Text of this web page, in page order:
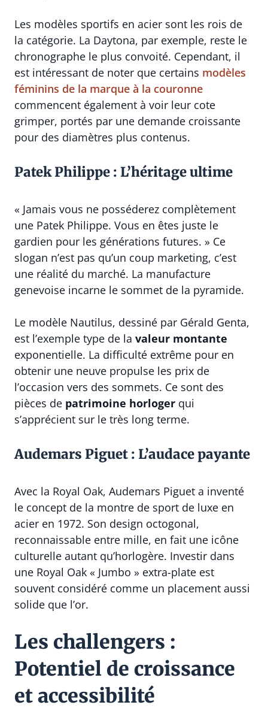
Les modèles sportifs en acier sont les rois de
la catégorie. La Daytona, par exemple, reste le
chronographe le plus convoité. Cependant, il
est intéressant de noter que certains modèles
féminins de la marque à la couronne
commencent également à voir leur cote
grimper, portés par une demande croissante
pour des diamètres plus contenus.
Patek Philippe : L’héritage ultime
« Jamais vous ne posséderez complètement
une Patek Philippe. Vous en êtes juste le
gardien pour les générations futures. » Ce
slogan n’est pas qu’un coup marketing, c’est
une réalité du marché. La manufacture
genevoise incarne le sommet de la pyramide.
Le modèle Nautilus, dessiné par Gérald Genta,
est l’exemple type de la valeur montante
exponentielle. La difficulté extrême pour en
obtenir une neuve propulse les prix de
l’occasion vers des sommets. Ce sont des
pièces de patrimoine horloger qui
s’apprécient sur le très long terme.
Audemars Piguet : L’audace payante
Avec la Royal Oak, Audemars Piguet a inventé
le concept de la montre de sport de luxe en
acier en 1972. Son design octogonal,
reconnaissable entre mille, en fait une icône
culturelle autant qu’horlogère. Investir dans
une Royal Oak « Jumbo » extra-plate est
souvent considéré comme un placement aussi
solide que l’or.
Les challengers :
Potentiel de croissance
et accessibilité